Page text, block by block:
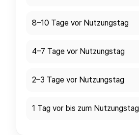
8–10 Tage vor Nutzungstag
4–7 Tage vor Nutzungstag
2–3 Tage vor Nutzungstag
1 Tag vor bis zum Nutzungstag